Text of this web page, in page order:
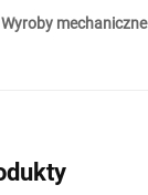
Wyroby mechaniczne